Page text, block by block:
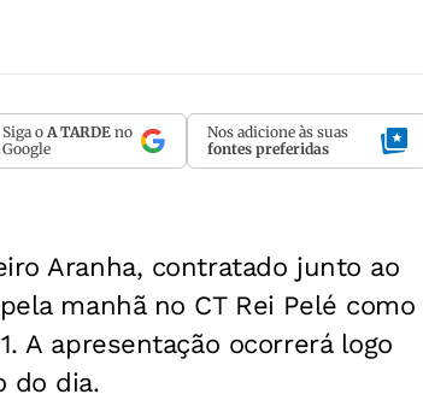
Siga o A TARDE no
Google
Nos adicione às suas
fontes preferidas
Aranha, contratado junto ao
manhã no CT Rei Pelé como
A apresentação ocorrerá logo
do dia.